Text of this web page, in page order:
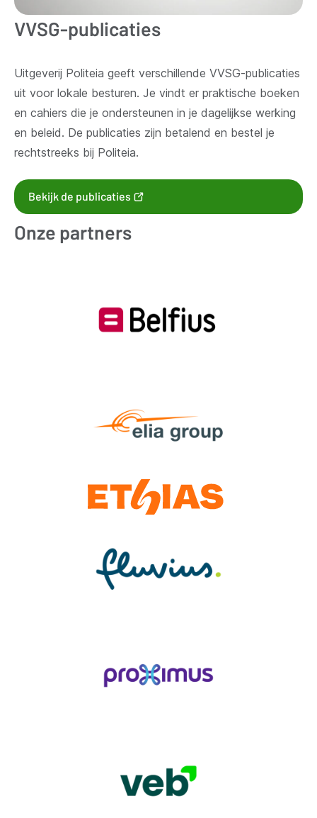
VVSG-publicaties
Uitgeverij Politeia geeft verschillende VVSG-publicaties
uit voor lokale besturen. Je vindt er praktische boeken
en cahiers die je ondersteunen in je dagelijkse werking
en beleid. De publicaties zijn betalend en bestel je
rechtstreeks bij Politeia.
Bekijk de publicaties
nieuw
Onze partners